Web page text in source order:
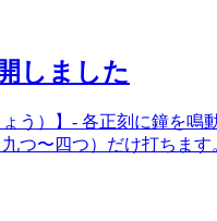
しました
う）】- 各正刻に鐘を
つ〜四つ）だけ打ちま